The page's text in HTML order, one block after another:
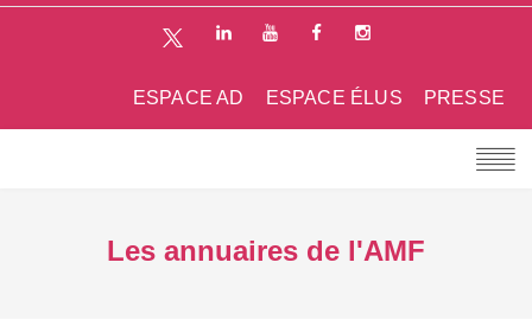
PRESSE
ESPACE ÉLUS
ESPACE AD
Les annuaires de l'AMF